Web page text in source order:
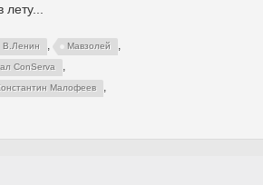
В.Ленин , Мавзолей ,
ConServa ,
Малофеев ,